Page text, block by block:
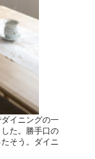
イニングの一
た。勝手口の
そう。ダイニ